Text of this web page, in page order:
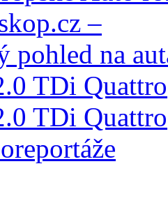
TDi Quattro